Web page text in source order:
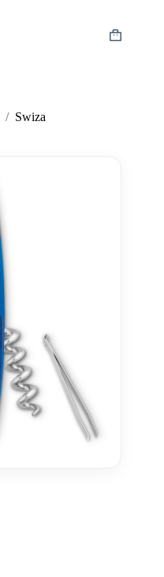
Shopping
/ Swiza